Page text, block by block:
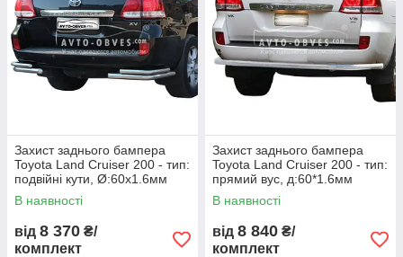
Захист заднього бампера
Toyota Land Cruiser 200 - тип:
подвійні кути, Ø:60х1.6мм
В наявності
від 8 370 ₴/
комплект
Захист заднього бампера
Toyota Land Cruiser 200 - тип:
прямий вус, д:60*1.6мм
В наявності
від 8 840 ₴/
комплект